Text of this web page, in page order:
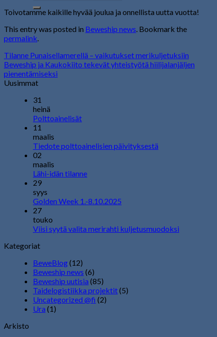
Toivotamme kaikille hyvää joulua ja onnellista uutta vuotta!
This entry was posted in Beweship news. Bookmark the
permalink.
Tilanne Punaisellamerellä – vaikutukset merikuljetuksiin
Beweship ja Kaukokiito tekevät yhteistyötä hiilijalanjäljen
pienentämiseksi
Uusimmat
31
heinä
Polttoainelisät
11
maalis
Tiedote polttoainelisien päivityksestä
02
maalis
Lähi-idän tilanne
29
syys
Golden Week 1.-8.10.2025
27
touko
Viisi syytä valita merirahti kuljetusmuodoksi
Kategoriat
BeweBlog(12)
Beweship news (6)
Beweship uutisia (85)
Taidelogistiikka projektit(5)
Uncategorized @fi (2)
Ura (1)
Arkisto